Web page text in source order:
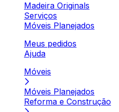
Madeira Originals
Serviços
Móveis Planejados
Meus pedidos
Ajuda
Móveis
Móveis Planejados
Reforma e Construção